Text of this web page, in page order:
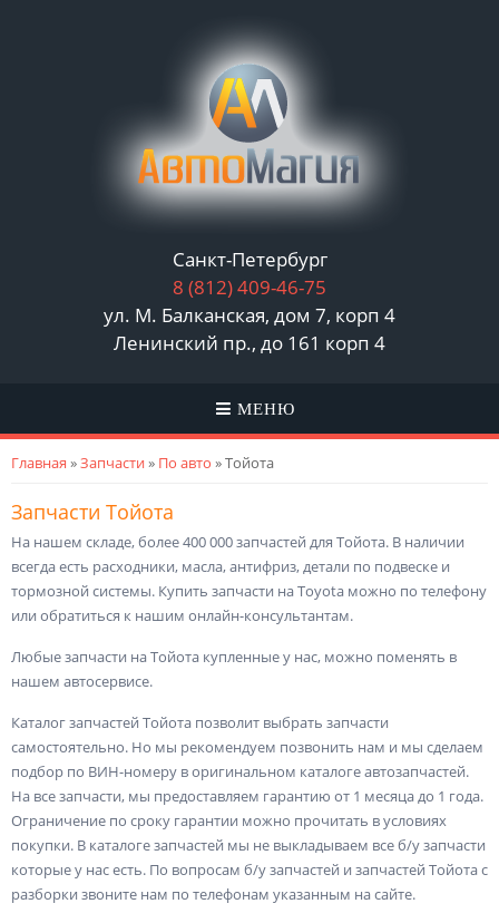
Санкт-Петербург
8 (812)409-46-75
ул. М. Балканская, дом 7, корп 4
Ленинский пр., до 161 корп 4
МЕНЮ
Вы здесь
Главная »Запчасти» По авто » Тойота
Запчасти Тойота
На нашем складе, более 400 000 запчастей для Тойота. В наличии
всегда есть расходники, масла, антифриз, детали по подвеске и
тормозной системы. Купить запчасти на Toyota можно по телефону
или обратиться к нашим онлайн-консультантам.
Любые запчасти на Тойота купленные у нас, можно поменять в
нашем автосервисе.
Каталог запчастей Тойота позволит выбрать запчасти
самостоятельно. Но мы рекомендуем позвонить нам и мы сделаем
подбор по ВИН-номеру в оригинальном каталоге автозапчастей.
На все запчасти, мы предоставляем гарантию от 1 месяца до 1 года.
Ограничение по сроку гарантии можно прочитать в условиях
покупки. В каталоге запчастей мы не выкладываем все б/у запчасти
которые у нас есть. По вопросам б/у запчастей и запчастей Тойота с
разборки звоните нам по телефонам указанным на сайте.